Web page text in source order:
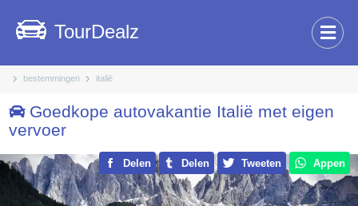
bestemmingen italië
TourDealz
Goedkope autovakantie Italië met eigen
vervoer
Delen Delen Tweeten Appen
Previous